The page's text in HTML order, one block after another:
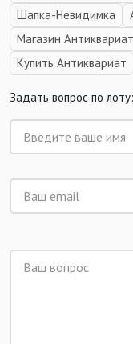
Шапка-Невидимка
Магазин
Купить Антиквариат
Задать вопрос по лоту: